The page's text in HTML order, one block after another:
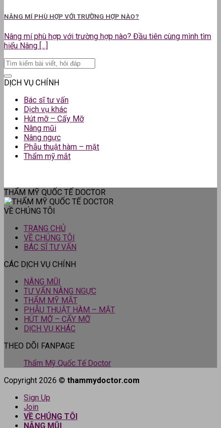
NÂNG MÍ PHÙ HỢP VỚI TRƯỜNG HỢP NÀO?
Nâng mí phù hợp với trường hợp nào? Đầu tiên cùng mình tìm
hiểu Nâng [...]
DỊCH VỤ CHÍNH
Bác sĩ tư vấn
Dịch vụ khác
Hút mỡ – Cấy Mỡ
Nâng mũi
Nâng ngực
Phẫu thuật hàm – mặt
Thẩm mỹ mắt
THẨM MỸ QUỐC TẾ DOCTOR
VỀ CHÚNG TÔI
TRANG CHỦ
VỀ CHÚNG TÔI
BÁC SĨ TƯ VẤN
CÁC DỊCH VỤ CHÍNH
NÂNG MŨI
TƯ VẤN NÂNG NGỰC
THẨM MỸ MẮT
PHẪU THUẬT HÀM – MẶT
HÚT MỠ – CẤY MỠ
DỊCH VỤ KHÁC
THEO DÕI FANPAGE
Thẩm Mỹ Quốc Tế Doctor
Copyright 2026 © thammydoctor.com
Sign Up
Join
VỀ CHÚNG TÔI
NÂNG MŨI